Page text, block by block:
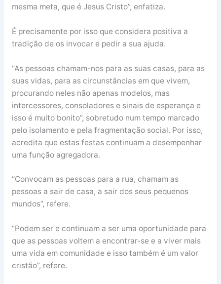
mesma meta, que é Jesus Cristo”, enfatiza.
É precisamente por isso que considera positiva a
tradição de os invocar e pedir a sua ajuda.
“As pessoas chamam-nos para as suas casas, para as
suas vidas, para as circunstâncias em que vivem,
procurando neles não apenas modelos, mas
intercessores, consoladores e sinais de esperança e
isso é muito bonito”, sobretudo num tempo marcado
pelo isolamento e pela fragmentação social. Por isso,
acredita que estas festas continuam a desempenhar
uma função agregadora.
“Convocam as pessoas para a rua, chamam as
pessoas a sair de casa, a sair dos seus pequenos
mundos”, refere.
“Podem ser e continuam a ser uma oportunidade para
que as pessoas voltem a encontrar-se e a viver mais
uma vida em comunidade e isso também é um valor
cristão”, refere.